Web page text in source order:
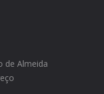
de Almeida